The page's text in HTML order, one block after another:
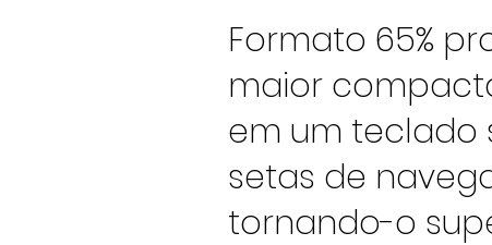
Formato 65%
maior
em um teclado
setas de
tornando-o